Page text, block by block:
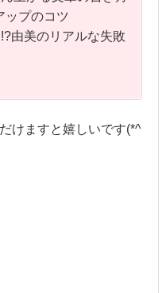
ップのコツ
由美のリアルな失敗
けますと嬉しいです(*^